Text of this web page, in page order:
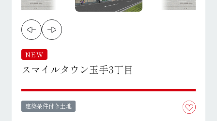
NEW
スマイルタウン玉手3丁目
建築条件付き土地